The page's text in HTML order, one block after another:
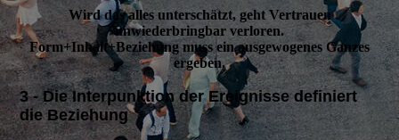
Wird das alles unterschätzt, geht Vertrauen
unwiederbringbar verloren.
Form+Inhalt+Beziehung muss ein ausgewogenes Ganzes
ergeben.
3 - Die Interpunktion der Ereignisse definiert
die Beziehung